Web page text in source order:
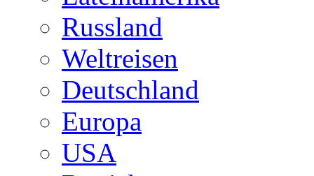
Russland
Weltreisen
Deutschland
Europa
USA